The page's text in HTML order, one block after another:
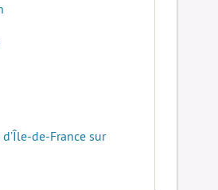
de-France sur